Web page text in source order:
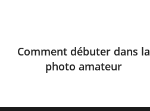
Comment débuter dans la
photo amateur